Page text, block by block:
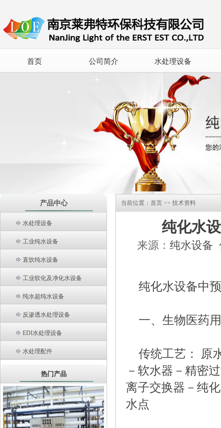
首页 公司简介 水处理设备
产品中心
水处理设备
工业纯水设备
直饮纯水设备
工业软化及净化水设备
纯水超纯水设备
反渗透水处理设备
EDI水处理设备
水处理配件
热门产品
当前位置： 首页 >> 技术资料
纯化水
来源： 纯水设备
纯化水设备中
一、生物医药
传统工艺： 原
－软水器－精密
离子交换器－纯
水点